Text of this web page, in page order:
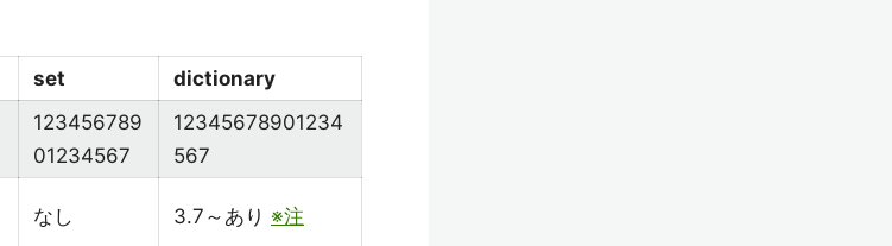
set
dictionary
123456789
01234567
12345678901234
567
なし 3.7～あり ※注